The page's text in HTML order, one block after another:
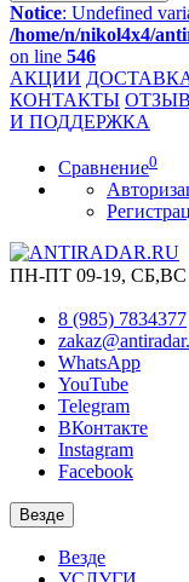
Notice: Undefined
/home/n/nikol4x4/
on line 546
АКЦИИ
КОНТАКТЫ
И ПОДДЕРЖКА
Сравнение0
ПН-ПТ 09-19,
8 (985) 7834377
WhatsApp
YouTube
Telegram
ВКонтакте
Instagram
Facebook
Везде
Везде